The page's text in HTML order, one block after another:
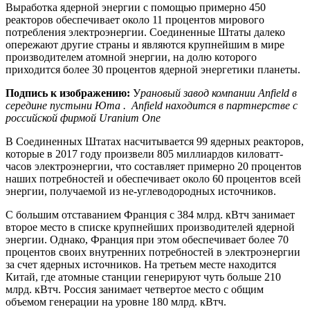
Выработка ядерной энергии с помощью примерно 450
реакторов обеспечивает около 11 процентов мирового
потребления электроэнергии. Соединенные Штаты далеко
опережают другие страны и являются крупнейшим в мире
производителем атомной энергии, на долю которого
приходится более 30 процентов ядерной энергетики планеты.
Подпись к изображению: Урановый завод компании Anfield в
середине пустыни Юта . Anfield находится в партнерстве с
российской фирмой Uranium One
В Соединенных Штатах насчитывается 99 ядерных реакторов,
которые в 2017 году произвели 805 миллиардов киловатт-
часов электроэнергии, что составляет примерно 20 процентов
наших потребностей и обеспечивает около 60 процентов всей
энергии, получаемой из не-углеводородных источников.
С большим отставанием Франция с 384 млрд. кВтч занимает
второе место в списке крупнейших производителей ядерной
энергии. Однако, Франция при этом обеспечивает более 70
процентов своих внутренних потребностей в электроэнергии
за счет ядерных источников. На третьем месте находится
Китай, где атомные станции генерируют чуть больше 210
млрд. кВтч. Россия занимает четвертое место с общим
объемом генерации на уровне 180 млрд. кВтч.